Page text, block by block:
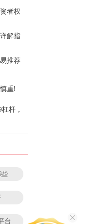
者权
解指
推荐
重!
杆，
台